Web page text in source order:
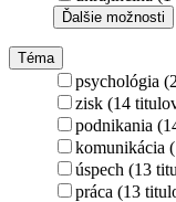
Ďalšie možnosti
Téma
psychológia
zisk (14
podnikania
komunikácia
úspech (13
práca (13